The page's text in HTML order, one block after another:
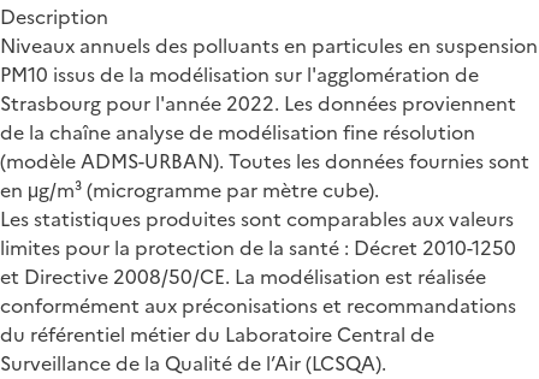
Description
Niveaux annuels des polluants en particules en suspension
PM10 issus de la modélisation sur l'agglomération de
Strasbourg pour l'année 2022. Les données proviennent
de la chaîne analyse de modélisation fine résolution
(modèle ADMS-URBAN). Toutes les données fournies sont
en μg/m³ (microgramme par mètre cube).
Les statistiques produites sont comparables aux valeurs
limites pour la protection de la santé : Décret 2010-1250
et Directive 2008/50/CE. La modélisation est réalisée
conformément aux préconisations et recommandations
du référentiel métier du Laboratoire Central de
Surveillance de la Qualité de l’Air (LCSQA).